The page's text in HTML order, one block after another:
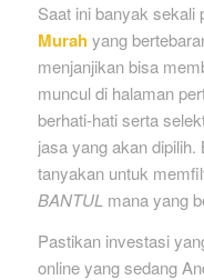
Saat ini banyak sekali
Murahyang
menjanjikan bisa
muncul di halaman
berhati-hati serta
jasa yang akan
tanyakan untuk
BANTUL mana yang
Pastikan investasi
online yang sedang